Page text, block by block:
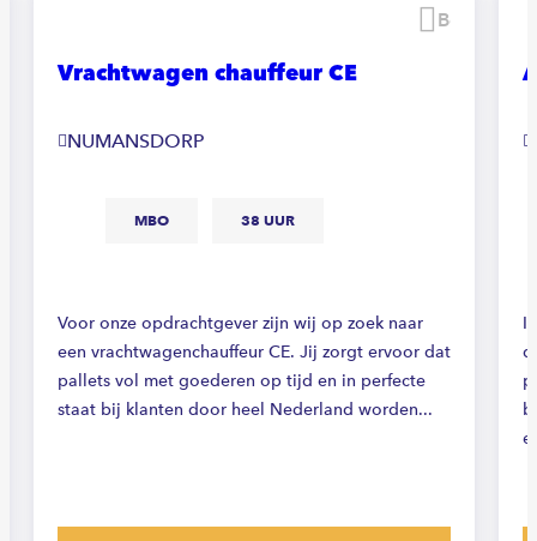
Vrachtwagen chauffeur CE
NUMANSDORP
MBO 38 UUR
Voor onze opdrachtgever zijn wij op zoek naar
een vrachtwagenchauffeur CE. Jij zorgt ervoor dat
pallets vol met goederen op tijd en in perfecte
staat bij klanten door heel Nederland worden...
Bewaren